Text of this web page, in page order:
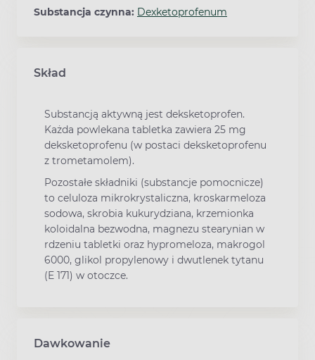
Substancja czynna: Dexketoprofenum
Skład
Substancją aktywną jest deksketoprofen.
Każda powlekana tabletka zawiera 25 mg
deksketoprofenu (w postaci deksketoprofenu
z trometamolem).
Pozostałe składniki (substancje pomocnicze)
to celuloza mikrokrystaliczna, kroskarmeloza
sodowa, skrobia kukurydziana, krzemionka
koloidalna bezwodna, magnezu stearynian w
rdzeniu tabletki oraz hypromeloza, makrogol
6000, glikol propylenowy i dwutlenek tytanu
(E 171) w otoczce.
Dawkowanie